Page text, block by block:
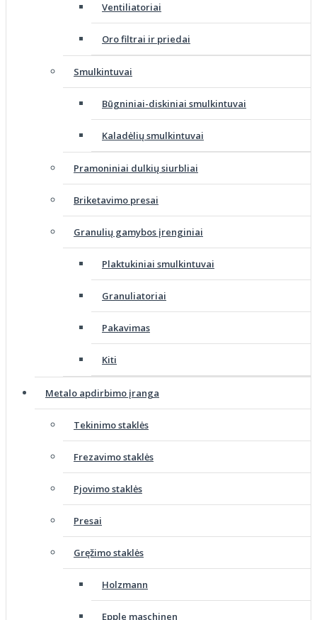
Ventiliatoriai
Oro filtrai ir priedai
Smulkintuvai
Būgniniai-diskiniai smulkintuvai
Kaladėlių smulkintuvai
Pramoniniai dulkių siurbliai
Briketavimo presai
Granulių gamybos įrenginiai
Plaktukiniai smulkintuvai
Granuliatoriai
Pakavimas
Kiti
Metalo apdirbimo įranga
Tekinimo staklės
Frezavimo staklės
Pjovimo staklės
Presai
Gręžimo staklės
Holzmann
Epple maschinen